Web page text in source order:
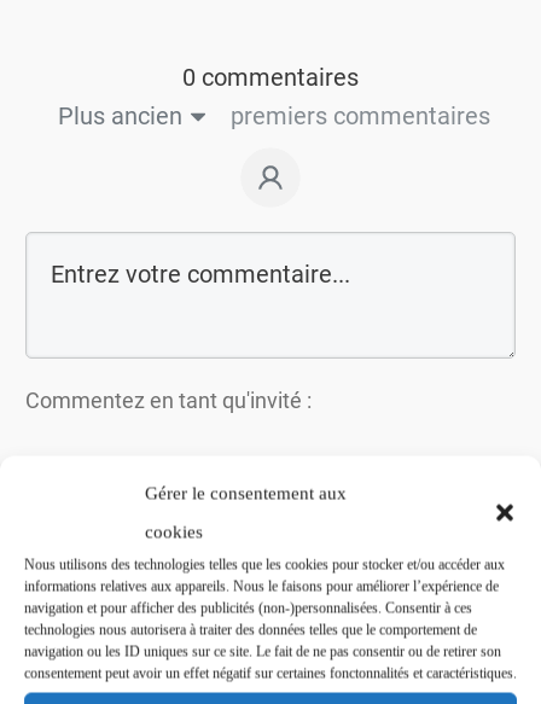
Gérer le consentement aux
cookies
Nous utilisons des technologies telles que les cookies pour stocker et/ou accéder aux
informations relatives aux appareils. Nous le faisons pour améliorer l’expérience de
navigation et pour afficher des publicités (non-)personnalisées. Consentir à ces
technologies nous autorisera à traiter des données telles que le comportement de
navigation ou les ID uniques sur ce site. Le fait de ne pas consentir ou de retirer son
consentement peut avoir un effet négatif sur certaines fonctonnalités et caractéristiques.
0 commentaires
Plus ancien
premiers commentaires
Commentez en tant qu'invité :